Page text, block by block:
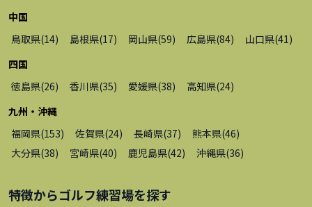
中国
鳥取県(14) 島根県(17) 岡山県(59) 広島県(84) 山口県(41)
四国
徳島県(26) 香川県(35) 愛媛県(38) 高知県(24)
九州・沖縄
福岡県(153) 佐賀県(24) 長崎県(37) 熊本県(46)
大分県(38) 宮崎県(40) 鹿児島県(42) 沖縄県(36)
特徴からゴルフ練習場を探す